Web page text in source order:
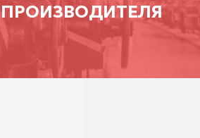
ПРОИЗВОДИТЕЛЯ